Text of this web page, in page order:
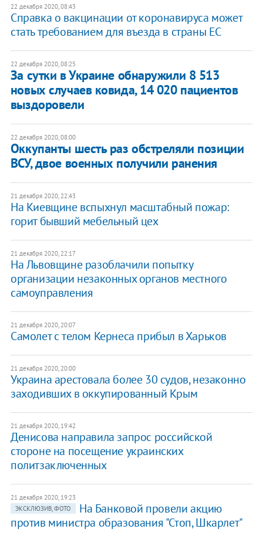
22 декабря 2020, 08:43
Справка о вакцинации от коронавируса может
стать требованием для въезда в страны ЕС
22 декабря 2020, 08:25
За сутки в Украине обнаружили 8 513
новых случаев ковида, 14 020 пациентов
выздоровели
22 декабря 2020, 08:00
Оккупанты шесть раз обстреляли позиции
ВСУ, двое военных получили ранения
21 декабря 2020, 22:43
На Киевщине вспыхнул масштабный пожар:
горит бывший мебельный цех
21 декабря 2020, 22:17
На Львовщине разоблачили попытку
организации незаконных органов местного
самоуправления
21 декабря 2020, 20:07
Самолет с телом Кернеса прибыл в Харьков
21 декабря 2020, 20:00
Украина арестовала более 30 судов, незаконно
заходивших в оккупированный Крым
21 декабря 2020, 19:42
Денисова направила запрос российской
стороне на посещение украинских
политзаключенных
21 декабря 2020, 19:23
ЭКСКЛЮЗИВ, ФОТО
На Банковой провели акцию
против министра образования "Стоп, Шкарлет"